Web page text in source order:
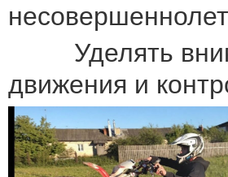
Уделять
движения и